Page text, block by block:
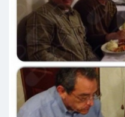
Una
objetiva. Nos
poder
sentimos.